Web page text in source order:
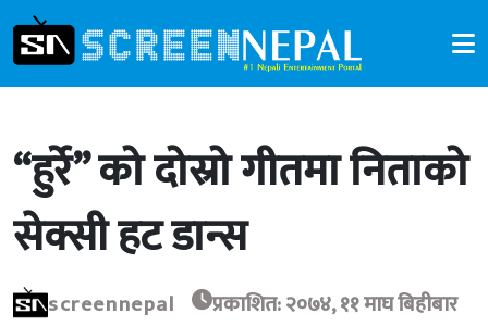
“हुर्रे” को दोस्रो गीतमा निताको
सेक्सी हट डान्स
screennepal प्रकाशित: २०७४, ११ माघ बिहीबार